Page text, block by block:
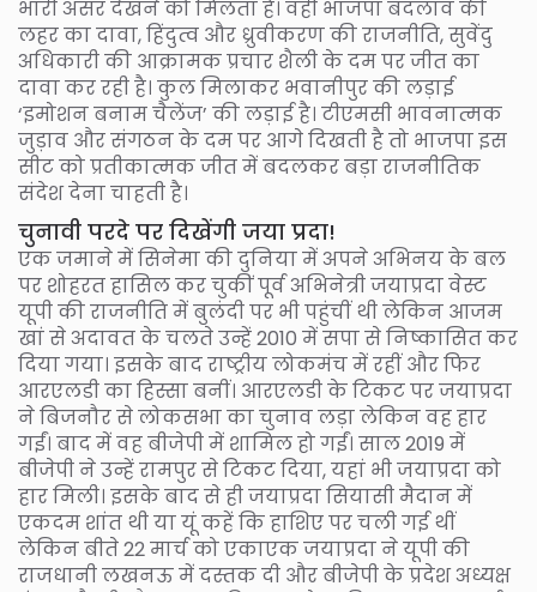
भारी असर देखने को मिलता है। वहीं भाजपा बदलाव की
लहर का दावा, हिंदुत्व और ध्रुवीकरण की राजनीति, सुवेंदु
अधिकारी की आक्रामक प्रचार शैली के दम पर जीत का
दावा कर रही है। कुल मिलाकर भवानीपुर की लड़ाई
‘इमोशन बनाम चैलेंज’ की लड़ाई है। टीएमसी भावनात्मक
जुड़ाव और संगठन के दम पर आगे दिखती है तो भाजपा इस
सीट को प्रतीकात्मक जीत में बदलकर बड़ा राजनीतिक
संदेश देना चाहती है।
चुनावी परदे पर दिखेंगी जया प्रदा!
एक जमाने में सिनेमा की दुनिया में अपने अभिनय के बल
पर शोहरत हासिल कर चुकीं पूर्व अभिनेत्री जयाप्रदा वेस्ट
यूपी की राजनीति में बुलंदी पर भी पहुंचीं थी लेकिन आजम
खां से अदावत के चलते उन्हें 2010 में सपा से निष्कासित कर
दिया गया। इसके बाद राष्ट्रीय लोकमंच में रहीं और फिर
आरएलडी का हिस्सा बनीं। आरएलडी के टिकट पर जयाप्रदा
ने बिजनौर से लोकसभा का चुनाव लड़ा लेकिन वह हार
गईं। बाद में वह बीजेपी में शामिल हो गईं। साल 2019 में
बीजेपी ने उन्हें रामपुर से टिकट दिया, यहां भी जयाप्रदा को
हार मिली। इसके बाद से ही जयाप्रदा सियासी मैदान में
एकदम शांत थी या यूं कहें कि हाशिए पर चली गई थीं
लेकिन बीते 22 मार्च को एकाएक जयाप्रदा ने यूपी की
राजधानी लखनऊ में दस्तक दी और बीजेपी के प्रदेश अध्यक्ष